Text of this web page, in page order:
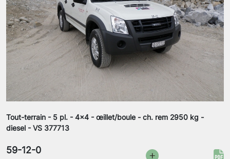
Tout-terrain - 5 pl. - 4x4 - œillet/boule - ch. rem 2950 kg -
diesel - VS 377713
59-12-0